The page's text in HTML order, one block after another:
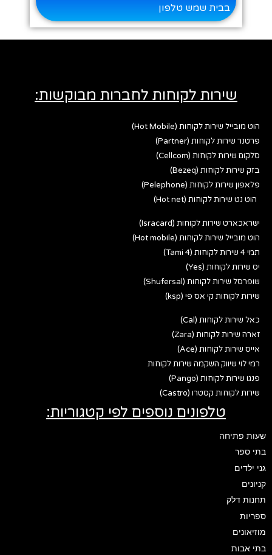
בבית שמש טלפון
שירות לקוחות לחברות מבוקשות:
הוט מובייל שירות לקוחות (Hot Mobile)
פרטנר שירות לקוחות (Partner)
סלקום שירות לקוחות (Cellcom)
בזק שירות לקוחות (Bezeq)
פלאפון שירות לקוחות (Pelephone)
הוט נט שירות לקוחות (Hot net)
ישראכארט שירות לקוחות (Isracard)
הוט מובייל שירות לקוחות (Hot mobile)
תמי 4 שירות לקוחות (Tami 4)
יס שירות לקוחות (Yes)
שופרסל שירות לקוחות (Shufersal)
שירות לקוחות קי אס פי (ksp)
כאל שירות לקוחות (Cal)
זארה שירות לקוחות (Zara)
אייס שירות לקוחות (Ace)
רמי לוי שיווק השקמה שירות לקוחות
פנגו שירות לקוחות (Pango)
שירות לקוחות קסטרו (Castro)
טלפונים נוספים לפי קטגוריות:
שעות פתיחה
בתי ספר
גני ילדים
קניונים
תחנות דלק
ספריות
מוזיאונים
בתי אבות